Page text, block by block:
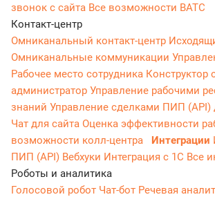
звонок с сайта Все возможности ВАТС
Контакт-центр
Омниканальный контакт-центр
Омниканальные коммуникации
Рабочее место сотрудника Конструктор
администратор Управление рабочими
знаний Управление сделками ПИП (API)
Чат для сайта Оценка эффективности
возможности колл-центра
Интеграции
ПИП (API) Вебхуки Интеграция с 1С Все
Роботы и аналитика
Голосовой робот Чат-бот Речевая